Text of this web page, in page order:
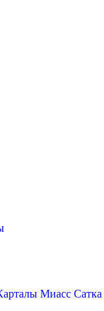
Миасс Сатка